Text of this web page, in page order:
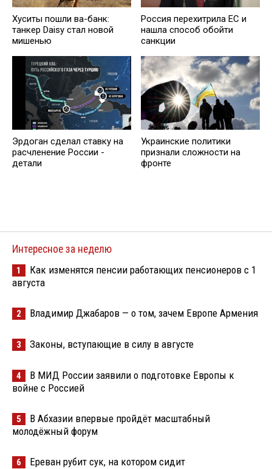
Хуситы пошли ва-банк:
танкер Daisy стал новой
мишенью
Россия перехитрила EC и
нашла способ обойти
санкции
Эрдоган сделал ставку на
расчленение России -
детали
Украинские политики
признали сложности на
фронте
Интересное за неделю
1
Как изменятся пенсии работающих пенсионеров с 1
августа
2 Владимир Джабаров — о том, зачем Европе Армения
3 Законы, вступающие в силу в августе
4
В МИД России заявили о подготовке Европы к
войне с Россией
5
В Абхазии впервые пройдёт масштабный
молодёжный форум
6 Ереван рубит сук, на котором сидит